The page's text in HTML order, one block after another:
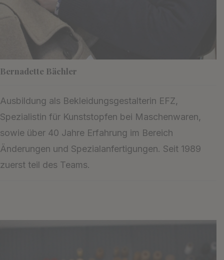
Bernadette Bächler
Ausbildung als Bekleidungsgestalterin EFZ,
Spezialistin für Kunststopfen bei Maschenwaren,
sowie über 40 Jahre Erfahrung im Bereich
Änderungen und Spezialanfertigungen. Seit 1989
zuerst teil des Teams.